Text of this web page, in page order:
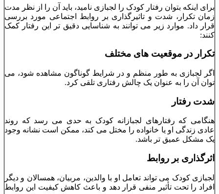
برای اینکه بتوان رفتار کودک را لجبازی نامید، باید آن را از نظر مدت
زمان تکرار، شدت و تاثیرگذاری بر روابط اجتماعی مورد بررسی
قرار داد. موارد زیر می ‌توانند به شناسایی دقیق‌ تر این رفتار کمک
کنند:
تکرار در موقعیت ‌های مختلف
اگر لجبازی به طور منظم و در شرایط گوناگون مشاهده شود، می‌
توان آن را به عنوان یک چالش رفتاری تلقی کرد.
شدت رفتار
هنگامی که رفتارهای لجبازانه کودک به حدی می ‌رسد که روند
عادی زندگی او یا خانواده را مختل می ‌کند، ممکن است نشانه وجود
یک مشکل عمیق‌ تر باشد.
اثرگذاری بر روابط
لجبازی کودک می ‌تواند تعامل او با والدین، مربیان، همسالان و دیگر
افراد را تحت تأثیر منفی قرار دهد و باعث کاهش کیفیت این روابط